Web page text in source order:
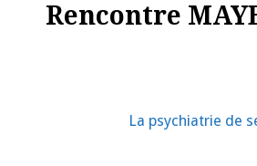
Rencontre
La psychiatrie de